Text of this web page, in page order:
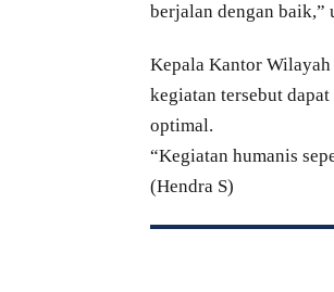
berjalan dengan baik,”
Kepala Kantor
kegiatan tersebut
optimal.
“Kegiatan humanis
(Hendra S)